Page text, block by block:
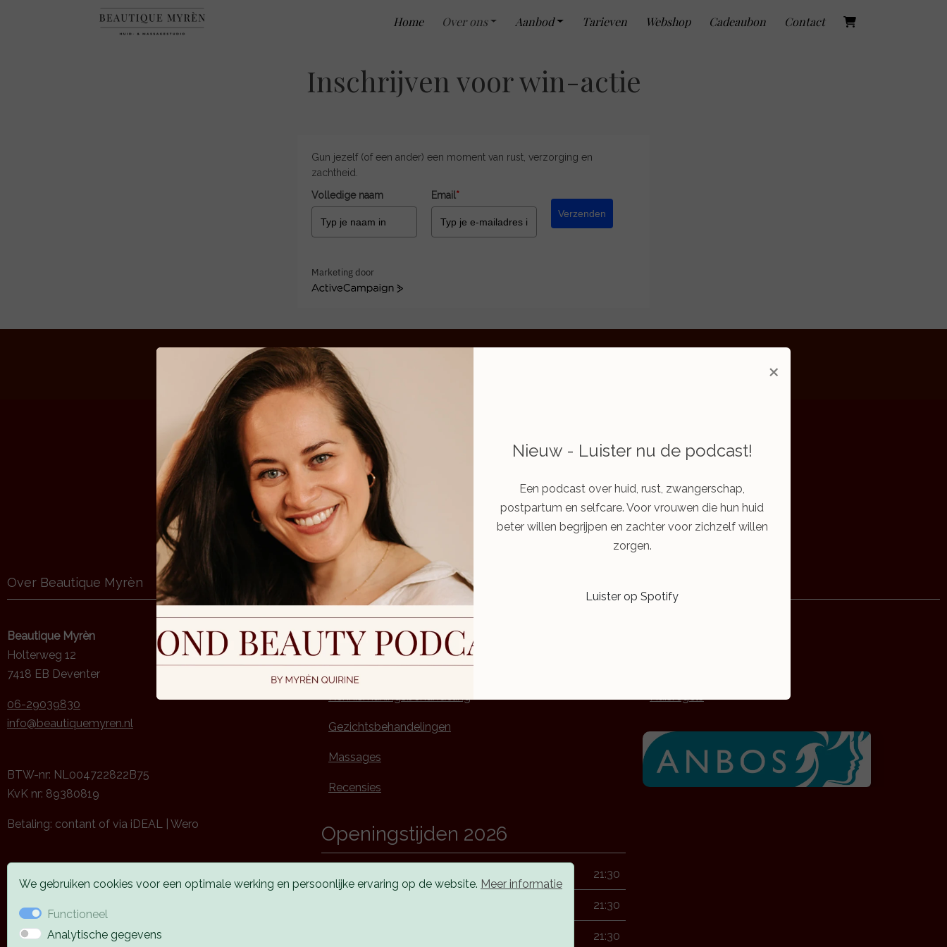
Home Over ons Aanbod Tarieven Webshop Cadeaubon Contact
Inschrijven voor win-actie
Gun jezelf (of een ander) een moment van rust, verzorging en
zachtheid.
Volledige naam
Email*
Verzenden
Marketing door
ActiveCampaign
Over Beautique Myrèn
Beautique Myrèn
Holterweg 12
7418 EB Deventer
06-29039830
info@beautiquemyren.nl
BTW-nr: NL004722822B75
KvK nr: 89380819
Betaling: contant of via iDEAL | Wero
Over Beautique Myrèn
Home
Over Beautique Myrèn
Kennismakingsbehandeling
Gezichtsbehandelingen
Massages
Recensies
Openingstijden 2026
21:30
21:30
21:30
Huisregels
×
Nieuw - Luister nu de podcast!
Een podcast over huid, rust, zwangerschap,
postpartum en selfcare. Voor vrouwen die hun huid
beter willen begrijpen en zachter voor zichzelf willen
zorgen.
Luister op Spotify
We gebruiken cookies voor een optimale werking en persoonlijke ervaring op de website. Meer informatie
Functioneel
Analytische gegevens